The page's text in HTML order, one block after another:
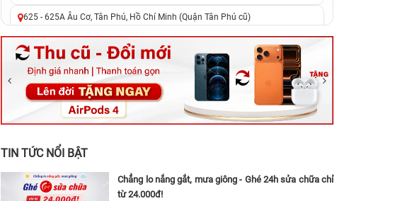
625 - 625A Âu Cơ, Tân Phú, Hồ Chí Minh (Quận Tân Phú cũ)
326 Lê Văn Việt, Tăng Nhơn Phú, Hồ Chí Minh (Q.9 TP. Thủ Đức cũ)
256 Võ Văn Ngân, Thủ Đức, Hồ Chí Minh (Bình Thọ, TP. Thủ Đức Cũ)
70 Nguyễn An Ninh, Dĩ An, Hồ Chí Minh (Bình Dương Cũ)
24h Vũng Tàu: 162A Ba Cu, Vũng Tàu, Hồ Chí Minh (TP. Vũng Tàu cũ)
TIN TỨC NỔI BẬT
Chẳng lo nắng gắt, mưa giông - Ghé 24h sửa chữa chỉ
từ 24.000đ!